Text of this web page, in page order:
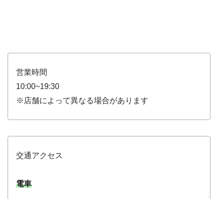
営業時間
10:00~19:30
※店舗によって異なる場合があります
交通アクセス
電車